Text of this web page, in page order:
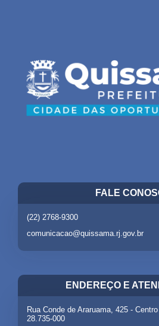
FALE
(22) 2768-9300
comunicacao@quissama.rj.gov.br
ENDEREÇO E
Rua Conde de Araruama, 425 -
28.735-000